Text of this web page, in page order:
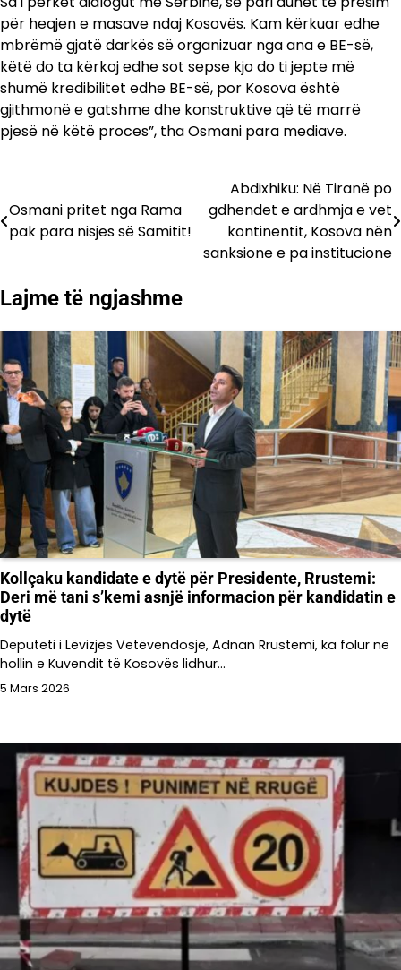
për heqjen e masave ndaj Kosovës. Kam kërkuar edhe
mbrëmë gjatë darkës së organizuar nga ana e BE-së,
këtë do ta kërkoj edhe sot sepse kjo do ti jepte më
shumë kredibilitet edhe BE-së, por Kosova është
gjithmonë e gatshme dhe konstruktive që të marrë
pjesë në këtë proces”, tha Osmani para mediave.
te
Osmani pritet nga Rama
pak para nisjes së Samitit!
Abdixhiku: Në Tiranë po
gdhendet e ardhmja e vet
kontinentit, Kosova nën
sanksione e pa institucione
Lajme të ngjashme
Kollçaku kandidate e dytë për Presidente, Rrustemi:
Deri më tani s’kemi asnjë informacion për kandidatin e
dytë
Deputeti i Lëvizjes Vetëvendosje, Adnan Rrustemi, ka folur në
hollin e Kuvendit të Kosovës lidhur…
5 Mars 2026